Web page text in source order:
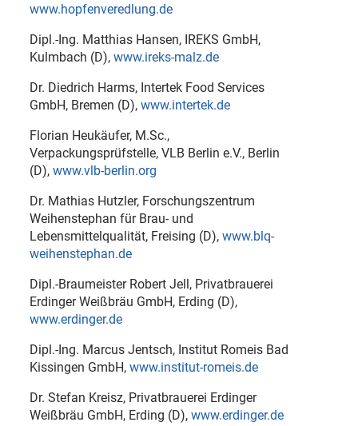
www.hopfenveredlung.de
Dipl.-Ing. Matthias Hansen, IREKS GmbH,
Kulmbach (D), www.ireks-malz.de
Dr. Diedrich Harms, Intertek Food Services
GmbH, Bremen (D), www.intertek.de
Florian Heukäufer, M.Sc.,
Verpackungsprüfstelle, VLB Berlin e.V., Berlin
(D), www.vlb-berlin.org
Dr. Mathias Hutzler, Forschungszentrum
Weihenstephan für Brau- und
Lebensmittelqualität, Freising (D), www.blq-
weihenstephan.de
Dipl.-Braumeister Robert Jell, Privatbrauerei
Erdinger Weißbräu GmbH, Erding (D),
www.erdinger.de
Dipl.-Ing. Marcus Jentsch, Institut Romeis Bad
Kissingen GmbH, www.institut-romeis.de
Dr. Stefan Kreisz, Privatbrauerei Erdinger
Weißbräu GmbH, Erding (D), www.erdinger.de